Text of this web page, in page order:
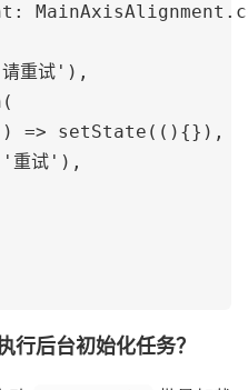
重试'),
=> setState((){}),
试'),
行后台初始化任务？